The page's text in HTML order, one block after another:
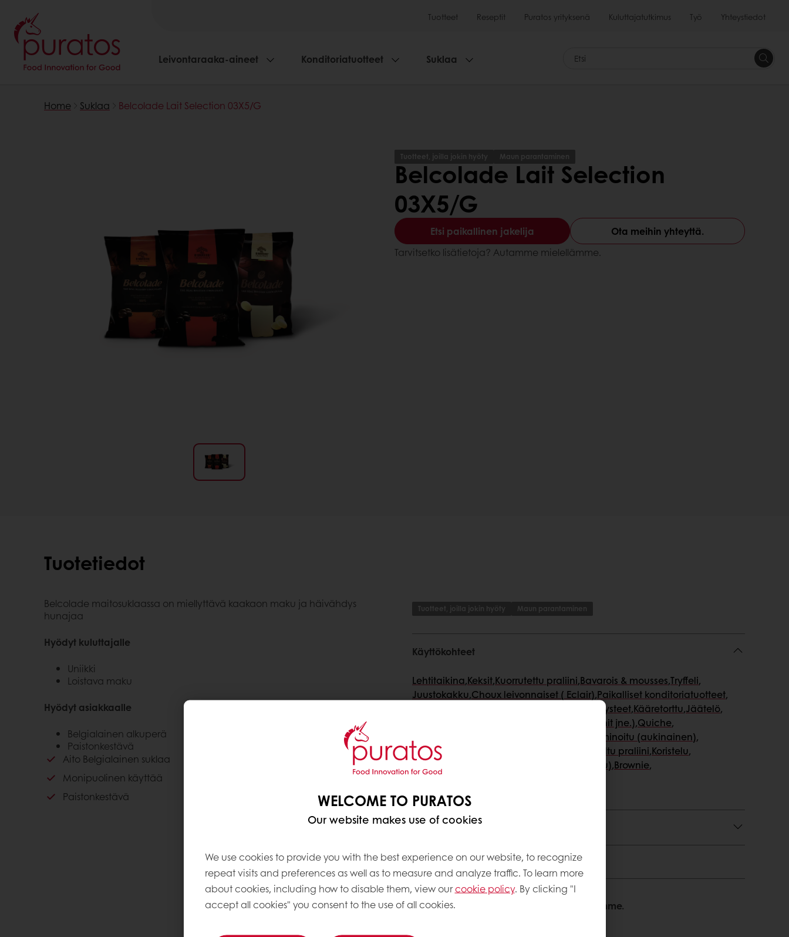
Tuotteet Reseptit Puratos yrityksenä Kuluttajatutkimus Työ Yhteystiedot
Leivontaraaka-aineet Konditoriatuotteet Suklaa
Home Suklaa Belcolade Lait Selection 03X5/G
Tuotteet, joilla jokin hyöty Maun parantaminen
Belcolade Lait Selection
03X5/G
Etsi paikallinen jakelija
Ota meihin yhteyttä.
Tarvitsetko lisätietoja? Autamme mielellämme.
Tuotetiedot
Belcolade maitosuklaassa on miellyttävä kaakaon maku ja häivähdys
hunajaa
Hyödyt kuluttajalle
Uniikki
Loistava maku
Hyödyt asiakkaalle
Belgialainen alkuperä
Paistonkestävä
Aito Belgialainen suklaa
Monipuolinen käyttää
Paistonkestävä
Tuotteet, joilla jokin hyöty Maun parantaminen
Käyttökohteet
Lehtitaikina,Keksit,Kuorrutettu praliini,Bavarois & mousses,Tryffeli,
Juustokakku,Choux leivonnaiset ( Eclair),Paikalliset konditoriatuotteet,
Päällysteet,Kääretorttu,Jäätelö,
Pienet palat (muffinit jne.),Quiche,
Laminoitu (aukinainen),
Erikoisuudet (Macarons, Meringue)
Muotoiltu praliini,Koristelu,
Hiivalla kohotettu donitsi
Laminoitu (suljettu),Brownie,
Koristeltu & kerroskakku
Ainesosat, allergeenit ja käyttö
Tarvitsetko lisätietoja? Autamme mielellämme.
WELCOME TO PURATOS
Our website makes use of cookies
We use cookies to provide you with the best experience on our website, to recognize
repeat visits and preferences as well as to measure and analyze traffic. To learn more
about cookies, including how to disable them, view ourcookie policy. By clicking "I
accept all cookies" you consent to the use of all cookies.